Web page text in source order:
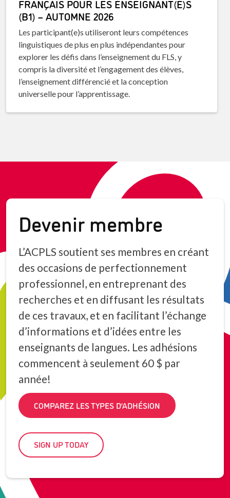
FRANÇAIS POUR LES ENSEIGNANT(E)S
(B1) – AUTOMNE 2026
Les participant(e)s utiliseront leurs compétences
linguistiques de plus en plus indépendantes pour
explorer les défis dans l’enseignement du FLS, y
compris la diversité et l’engagement des élèves,
l’enseignement différencié et la conception
universelle pour l’apprentissage.
Devenir membre
L’ACPLS soutient ses membres en créant
des occasions de perfectionnement
professionnel, en entreprenant des
recherches et en diffusant les résultats
de ces travaux, et en facilitant l’échange
d’informations et d’idées entre les
enseignants de langues. Les adhésions
commencent à seulement 60 $ par
année!
COMPAREZ LES TYPES D’ADHÉSION
SIGN UP TODAY